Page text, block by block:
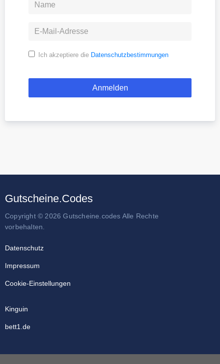
Ich akzeptiere die Datenschutzbestimmungen
Gutscheine.Codes
Copyright © 2026 Gutscheine.codes Alle Rechte
vorbehalten.
Datenschutz
Impressum
Cookie-Einstellungen
Kinguin
bett1.de